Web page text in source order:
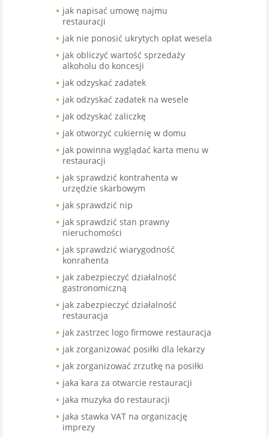
jak napisać umowę najmu
restauracji
jak nie ponosić ukrytych opłat wesela
jak obliczyć wartość sprzedaży
alkoholu do koncesji
jak odzyskać zadatek
jak odzyskać zadatek na wesele
jak odzyskać zaliczkę
jak otworzyć cukiernię w domu
jak powinna wyglądać karta menu w
restauracji
jak sprawdzić kontrahenta w
urzędzie skarbowym
jak sprawdzić nip
jak sprawdzić stan prawny
nieruchomości
jak sprawdzić wiarygodność
konrahenta
jak zabezpieczyć działalność
gastronomiczną
jak zabezpieczyć działalność
restauracja
jak zastrzec logo firmowe restauracja
jak zorganizować posiłki dla lekarzy
jak zorganizować zrzutkę na posiłki
jaka kara za otwarcie restauracji
jaka muzyka do restauracji
jaka stawka VAT na organizację
imprezy